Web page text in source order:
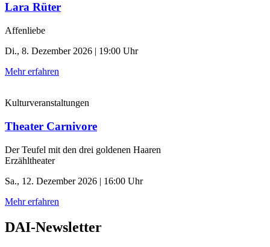
Lara Rüter
Affenliebe
Di., 8. Dezember 2026 | 19:00 Uhr
Mehr erfahren
Kulturveranstaltungen
Theater Carnivore
Der Teufel mit den drei goldenen Haaren
Erzähltheater
Sa., 12. Dezember 2026 | 16:00 Uhr
Mehr erfahren
DAI-Newsletter